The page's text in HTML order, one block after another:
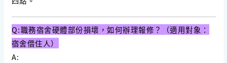
Q:職務宿舍硬體部份損壞，如何辦理報修？（適用對象：
宿舍借住人）
A: